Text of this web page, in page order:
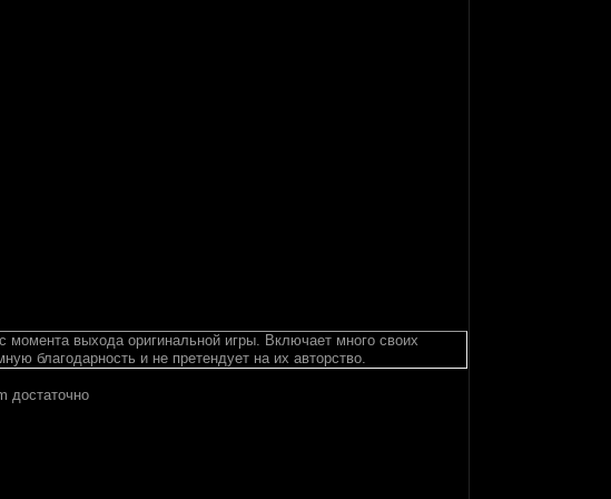
выхода оригинальной игры. Включает много своих
благодарность и не претендует на их авторство.
достаточно